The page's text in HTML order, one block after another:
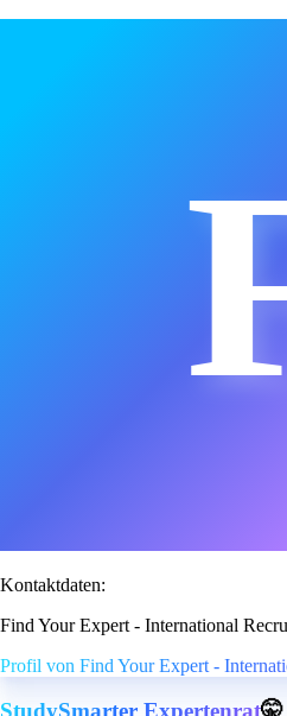
Kontaktdaten:
Find Your Expert - International
Profil von Find Your Expert -